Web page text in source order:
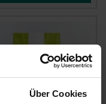
Über Cookies